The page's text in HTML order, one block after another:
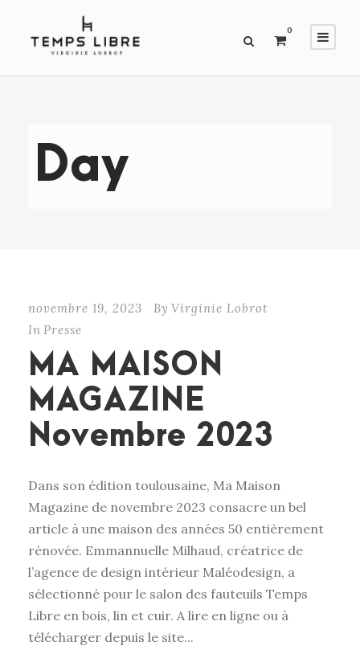
0
Day
novembre 19, 2023 By Virginie Lobrot
In Presse
MA MAISON
MAGAZINE
Novembre 2023
Dans son édition toulousaine, Ma Maison
Magazine de novembre 2023 consacre un bel
article à une maison des années 50 entièrement
rénovée. Emmannuelle Milhaud, créatrice de
l’agence de design intérieur Maléodesign, a
sélectionné pour le salon des fauteuils Temps
Libre en bois, lin et cuir. A lire en ligne ou à
télécharger depuis le site...